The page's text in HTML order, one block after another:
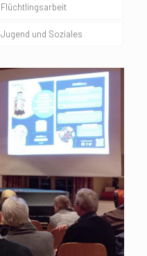
Flüchtlingsarbeit
Jugend und Soziales